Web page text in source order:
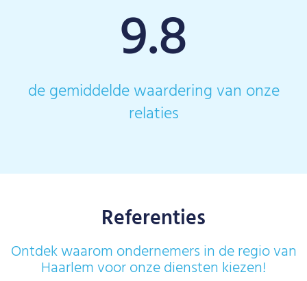
9.8
de gemiddelde waardering van onze
relaties
Referenties
Ontdek waarom ondernemers in de regio van
Haarlem voor onze diensten kiezen!